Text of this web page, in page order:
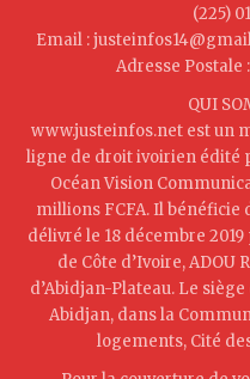
(225)
Email :
Adresse Postale
QUI
www.justeinfos.net est un
ligne de droit ivoirien édité
Océan Vision
millions FCFA. Il bénéficie
délivré le 18 décembre
de Côte d’Ivoire, ADOU
d’Abidjan-Plateau. Le
Abidjan, dans la
logements, Cité